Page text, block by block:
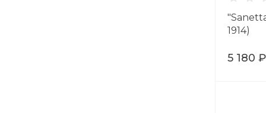
1914)
5 180 ₽